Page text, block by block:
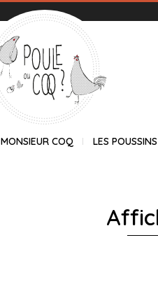
MONSIEUR COQ LES POUSSINS